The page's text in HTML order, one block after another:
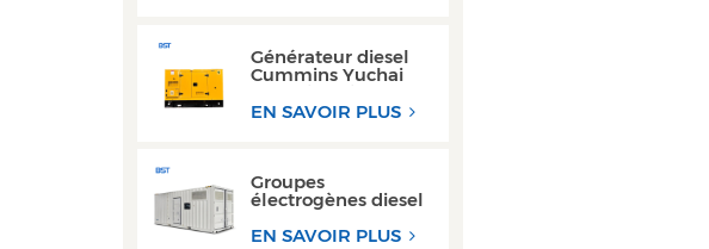
Générateur diesel
Cummins Yuchai
kW 200 kW pour
EN SAVOIR PLUS
Groupes
électrogènes diesel
de type conteneur
300 kW et 350 kVA,
EN SAVOIR PLUS